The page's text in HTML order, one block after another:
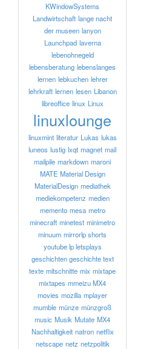
KWindowSystems
Landwirtschaft lange nacht
der museen lanyon
Launchpad laverna
lebenohnegeld
lebensberatung lebenslanges
lernen lebkuchen lehrer
lehrkraft lernen lesen Libanon
libreoffice linux Linux
linuxlounge
linuxmint literatur Lukas lukas
luneos lustig lxqt magnet mail
mailpile markdown maroni
MATE Material Design
MaterialDesign mediathek
mediekompetenz medien
memento mesa metro
minecraft minetest minimetro
minuum mirrorlp shorts
youtube lp letsplays
geschichten geschichte text
texte mitschnitte mix mixtape
mixtapes mmeizu MX4
movies mozilla mplayer
mumble münze münzgroß
music Musik Mutate MX4
Nachhaltigkeit natron netflix
netscape netz netzpolitik